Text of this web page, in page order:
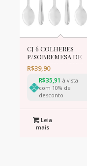
CJ 6 COLHERES
P/SOBREMESA DE
ACO INOX GASTRO
13cm
R$39,90
R$35,91 à vista
com 10% de
desconto
Leia
mais